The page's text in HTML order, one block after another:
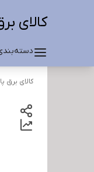
کالای
کالای برق